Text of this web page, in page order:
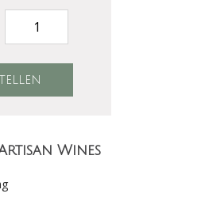
Wines